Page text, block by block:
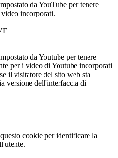
da YouTube per tenere
incorporati.
da Youtube per tenere
per i video di Youtube incorporati
il visitatore del sito web sta
versione dell'interfaccia di
cookie per identificare la